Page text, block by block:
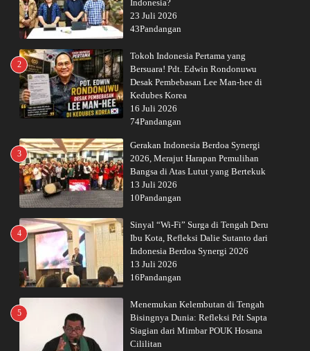
Indonesia?
23 Juli 2026
43Pandangan
2
Tokoh Indonesia Pertama yang
Bersuara! Pdt. Edwin Rondonuwu
Desak Pembebasan Lee Man-hee di
Kedubes Korea
16 Juli 2026
74Pandangan
3
Gerakan Indonesia Berdoa Synergi
2026, Merajut Harapan Pemulihan
Bangsa di Atas Lutut yang Bertekuk
13 Juli 2026
10Pandangan
4
Sinyal “Wi-Fi” Surga di Tengah Deru
Ibu Kota, Refleksi Dalie Sutanto dari
Indonesia Berdoa Synergi 2026
13 Juli 2026
16Pandangan
5
Menemukan Kelembutan di Tengah
Bisingnya Dunia: Refleksi Pdt Sapta
Siagian dari Mimbar POUK Hosana
Cililitan